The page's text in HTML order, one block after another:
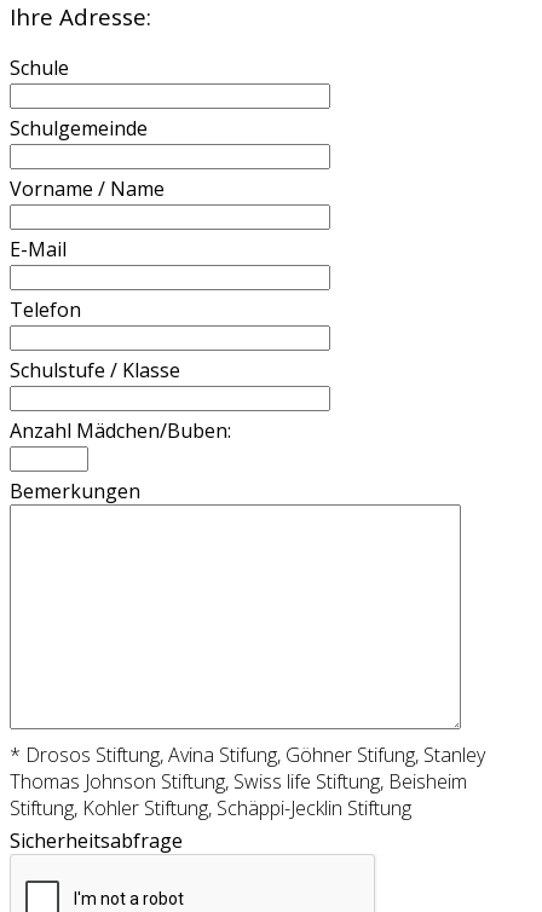
Ihre Adresse:
Schule
Schulgemeinde
Vorname / Name
E-Mail
Telefon
Schulstufe / Klasse
Anzahl Mädchen/Buben:
Bemerkungen
* Drosos Stiftung, Avina Stifung, Göhner Stifung, Stanley
Thomas Johnson Stiftung, Swiss life Stiftung, Beisheim
Stiftung, Kohler Stiftung, Schäppi-Jecklin Stiftung
Sicherheitsabfrage